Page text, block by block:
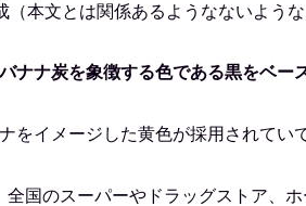
（本文とは関係あるようなないような
ナナ炭を象徴する色である黒をベー
をイメージした黄色が採用されてい
全国のスーパーやドラッグストア、